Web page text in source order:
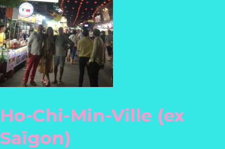
Ho-Chi-Min-Ville (ex
Saïgon)